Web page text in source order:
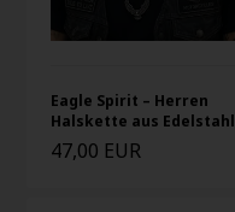
Eagle Spirit – Herren
Halskette aus Edelstahl
47,00 EUR